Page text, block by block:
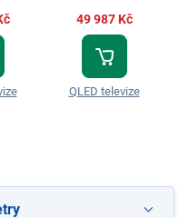
49 987 Kč
QLED televize